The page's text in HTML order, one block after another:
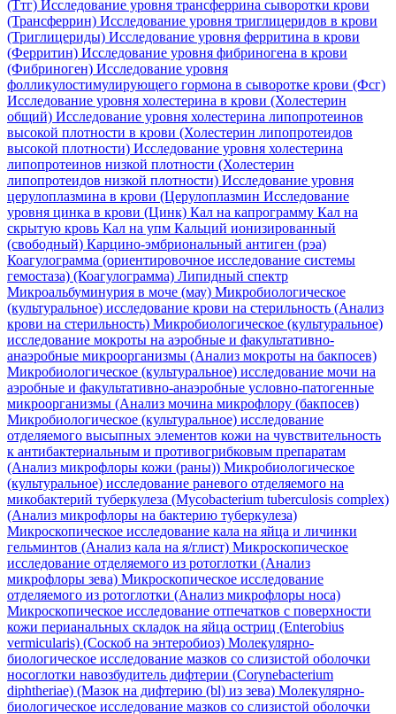
(Ттг) Исследование уровня трансферрина сыворотки крови
(Трансферрин) Исследование уровня триглицеридов в крови
(Триглицериды) Исследование уровня ферритина в крови
(Ферритин) Исследование уровня фибриногена в крови
(Фибриноген) Исследование уровня
фолликулостимулирующего гормона в сыворотке крови (Фсг)
Исследование уровня холестерина в крови (Холестерин
общий) Исследование уровня холестерина липопротеинов
высокой плотности в крови (Холестерин липопротеидов
высокой плотности) Исследование уровня холестерина
липопротеинов низкой плотности (Холестерин
липопротеидов низкой плотности) Исследование уровня
церулоплазмина в крови (Церулоплазмин Исследование
уровня цинка в крови (Цинк) Кал на капрограмму Кал на
скрытую кровь Кал на упм Кальций ионизированный
(свободный) Карцино-эмбриональный антиген (рэа)
Коагулограмма (ориентировочное исследование системы
гемостаза) (Коагулограмма) Липидный спектр
Микроальбуминурия в моче (мау) Микробиологическое
(культуральное) исследование крови на стерильность (Анализ
крови на стерильность) Микробиологическое (культуральное)
исследование мокроты на аэробные и факультативно-
анаэробные микроорганизмы (Анализ мокроты на бакпосев)
Микробиологическое (культуральное) исследование мочи на
аэробные и факультативно-анаэробные условно-патогенные
микроорганизмы (Анализ мочина микрофлору (бакпосев)
Микробиологическое (культуральное) исследование
отделяемого высыпных элементов кожи на чувствительность
к антибактериальным и противогрибковым препаратам
(Анализ микрофлоры кожи (раны)) Микробиологическое
(культуральное) исследование раневого отделяемого на
микобактерий туберкулеза (Mycobacterium tuberculosis complex)
(Анализ микрофлоры на бактерию туберкулеза)
Микроскопическое исследование кала на яйца и личинки
гельминтов (Анализ кала на я/глист) Микроскопическое
исследование отделяемого из ротоглотки (Анализ
микрофлоры зева) Микроскопическое исследование
отделяемого из ротоглотки (Анализ микрофлоры носа)
Микроскопическое исследование отпечатков с поверхности
кожи перианальных складок на яйца остриц (Enterobius
vermicularis) (Соскоб на энтеробиоз) Молекулярно-
биологическое исследование мазков со слизистой оболочки
носоглотки навозбудитель дифтерии (Corynebacterium
diphtheriae) (Мазок на дифтерию (bl) из зева) Молекулярно-
биологическое исследование мазков со слизистой оболочки